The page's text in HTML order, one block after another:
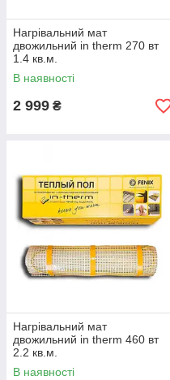
Нагрівальний мат
двожильний in therm 270 вт
1.4 кв.м.
В наявності
2 999 ₴
Нагрівальний мат
двожильний in therm 460 вт
2.2 кв.м.
В наявності